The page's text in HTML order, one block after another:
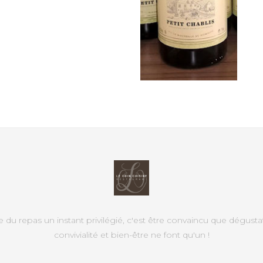
du repas un instant privilégié, c'est être convaincu que
convivialité et bien-être ne font qu'un !